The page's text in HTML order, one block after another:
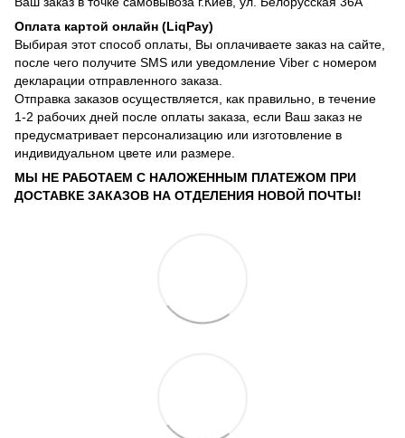
Оплата картой онлайн (LiqPay)
Выбирая этот способ оплаты, Вы оплачиваете заказ на сайте,
после чего получите SMS или уведомление Viber с номером
декларации отправленного заказа.
Отправка заказов осуществляется, как правильно, в течение
1-2 рабочих дней после оплаты заказа, если Ваш заказ не
предусматривает персонализацию или изготовление в
индивидуальном цвете или размере.
МЫ НЕ РАБОТАЕМ С НАЛОЖЕННЫМ ПЛАТЕЖОМ ПРИ
ДОСТАВКЕ ЗАКАЗОВ НА ОТДЕЛЕНИЯ НОВОЙ ПОЧТЫ!